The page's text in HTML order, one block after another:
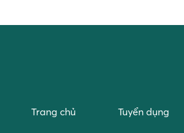
Trang chủ Tuyển dụng